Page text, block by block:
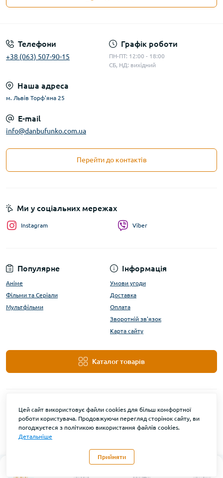
Каталог Головна Закладки Контакти
Телефони
+38 (063) 507-90-15
Графік роботи
ПН-ПТ: 12:00 - 18:00
СБ, НД: вихідний
Наша адреса
м. Львів Торф'яна 25
E-mail
info@danbufunko.com.ua
Перейти до контактів
Популярне
Аніме
Фільми та Серіали
Мультфільми
Інформація
Умови угоди
Доставка
Оплата
Зворотній зв'язок
Карта сайту
Каталог товарів
Ми у соціальних мережах
Instagram Viber
Цей сайт використовує файли cookies для більш комфортної
роботи користувача. Продовжуючи перегляд сторінок сайту, ви
погоджуєтеся з політикою використання файлів cookies.
Детальніше
Прийняти